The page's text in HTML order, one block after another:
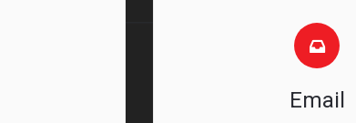
Email